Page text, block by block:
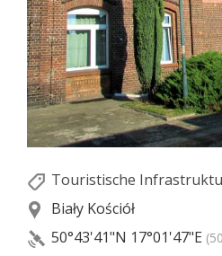
Touristische
Biały Kościół
50°43'41"N 17°01'47"E